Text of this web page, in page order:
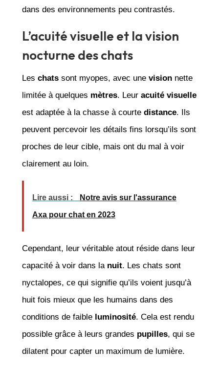
dans des environnements peu contrastés.
L’acuité visuelle et la vision
nocturne des chats
Les chatssont myopes, avec une visionnette
limitée à quelques mètres. Leur acuité visuelle
est adaptée à la chasse à courte distance. Ils
peuvent percevoir les détails fins lorsqu’ils sont
proches de leur cible, mais ont du mal à voir
clairement au loin.
Lire aussi : Notre avis sur l'assurance
Axa pour chat en 2023
Cependant, leur véritable atout réside dans leur
capacité à voir dans la nuit. Les chats sont
nyctalopes, ce qui signifie qu’ils voient jusqu’à
huit fois mieux que les humains dans des
conditions de faible luminosité. Cela est rendu
possible grâce à leurs grandes pupilles, qui se
dilatent pour capter un maximum de lumière.